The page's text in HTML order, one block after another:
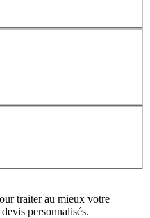
traiter au mieux votre
personnalisés.